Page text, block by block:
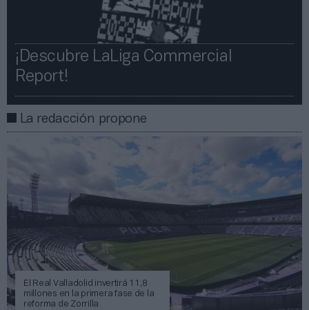
¡Descubre LaLiga Commercial
Report!​​
La redacción propone
El Real Valladolid invertirá 11,8
millones en la primera fase de la
reforma de Zorrilla